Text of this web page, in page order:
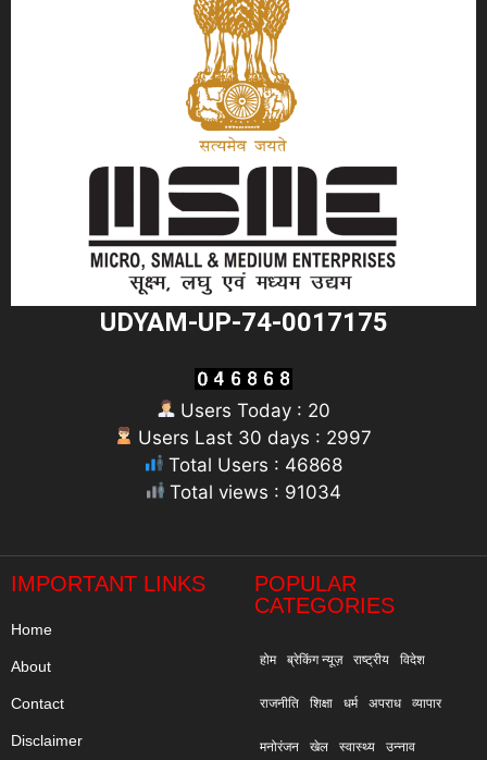
UDYAM-UP-74-0017175
Users Today : 20
Users Last 30 days : 2997
Total Users : 46868
Total views : 91034
IMPORTANT LINKS
Home
About
Contact
Disclaimer
POPULAR
CATEGORIES
होम ब्रेकिंग न्यूज़ राष्ट्रीय विदेश
राजनीति शिक्षा धर्म अपराध व्यापार
मनोरंजन खेल स्वास्थ्य उन्नाव